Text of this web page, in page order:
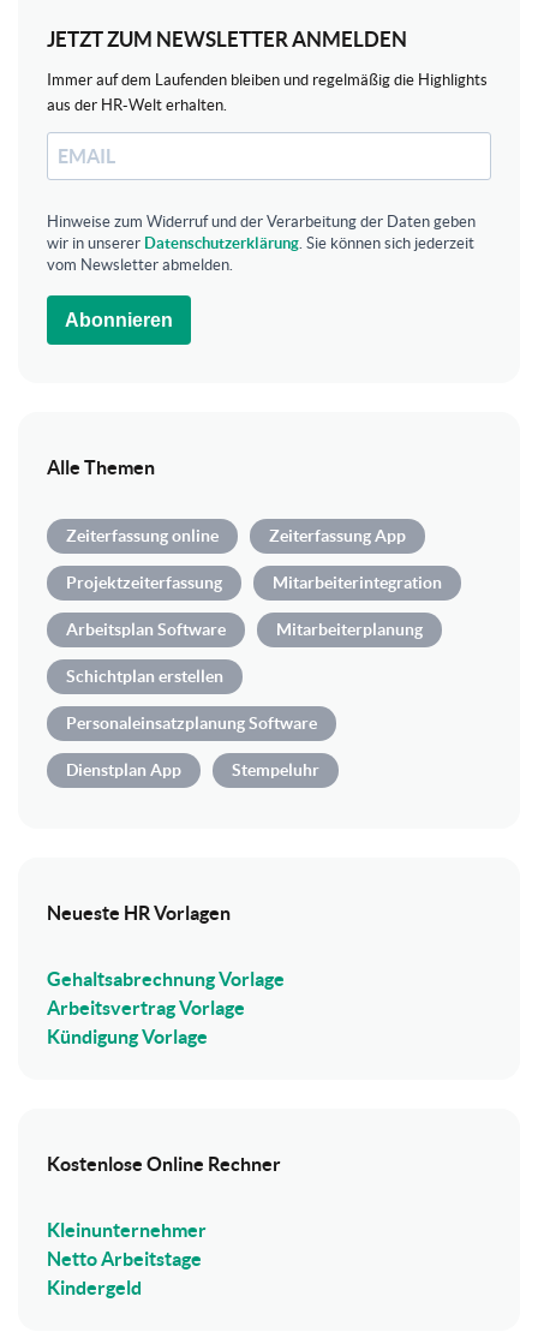
JETZT ZUM NEWSLETTER ANMELDEN
Immer auf dem Laufenden bleiben und regelmäßig die Highlights
aus der HR-Welt erhalten.
Hinweise zum Widerruf und der Verarbeitung der Daten geben
wir in unserer Datenschutzerklärung . Sie können sich jederzeit
vom Newsletter abmelden.
Abonnieren
Alle Themen
Zeiterfassung online Zeiterfassung App
Projektzeiterfassung Mitarbeiterintegration
Arbeitsplan Software Mitarbeiterplanung
Schichtplan erstellen
Personaleinsatzplanung Software
Dienstplan App Stempeluhr
Neueste HR Vorlagen
Gehaltsabrechnung Vorlage
Arbeitsvertrag Vorlage
Kündigung Vorlage
Kostenlose Online Rechner
Kleinunternehmer
Netto Arbeitstage
Kindergeld